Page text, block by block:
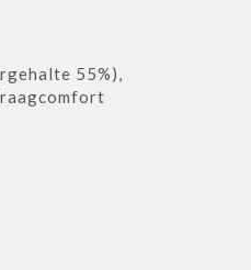
55%),